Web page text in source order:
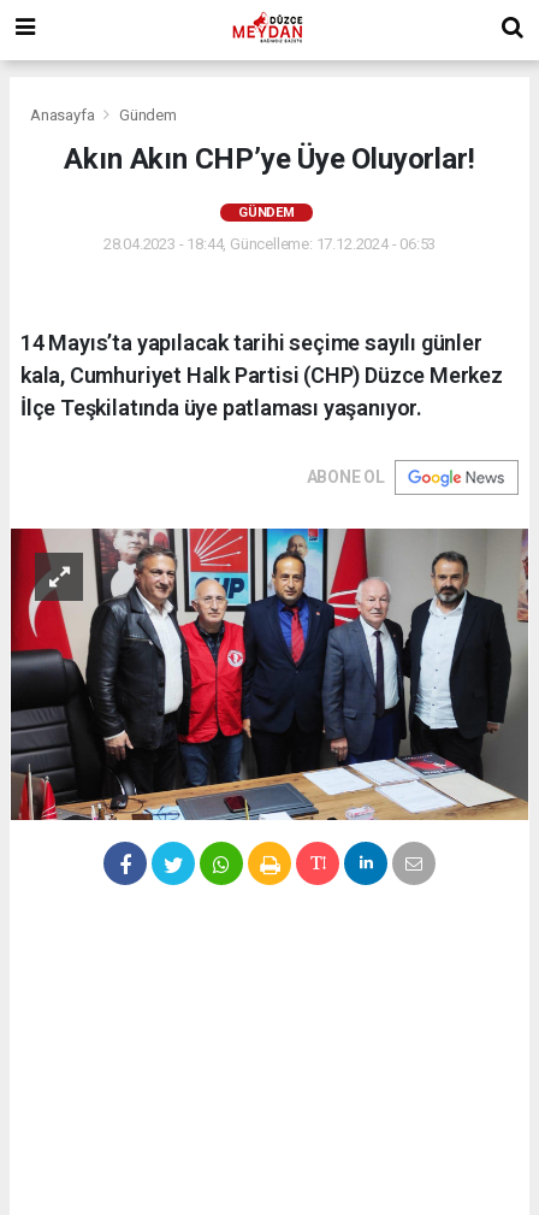
Anasayfa Gündem
Akın Akın CHP’ye Üye Oluyorlar!
GÜNDEM
28.04.2023 - 18:44, Güncelleme: 17.12.2024 - 06:53
14 Mayıs’ta yapılacak tarihi seçime sayılı günler
kala, Cumhuriyet Halk Partisi (CHP) Düzce Merkez
İlçe Teşkilatında üye patlaması yaşanıyor.
ABONE OL